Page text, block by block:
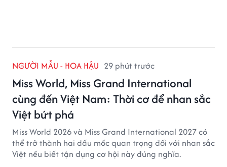
NGƯỜI MẪU - HOA HẬU 29 phút trước
Miss World, Miss Grand International
cùng đến Việt Nam: Thời cơ để nhan sắc
Việt bứt phá
Miss World 2026 và Miss Grand International 2027 có
thể trở thành hai dấu mốc quan trọng đối với nhan sắc
Việt nếu biết tận dụng cơ hội này đúng nghĩa.